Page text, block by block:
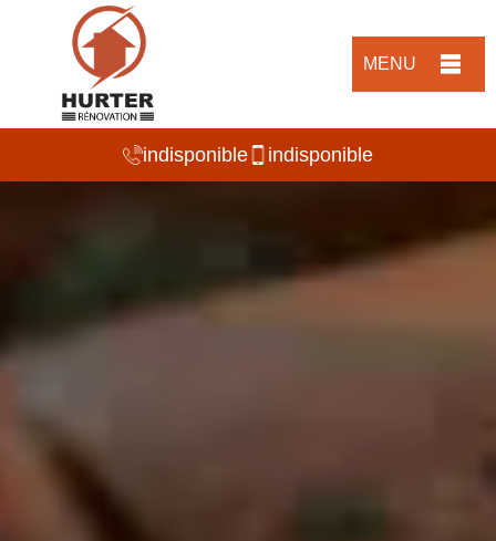
MENU
indisponible indisponible